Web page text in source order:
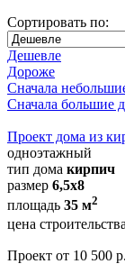
Сортировать по:
Дешевле
Дороже
Сначала
Сначала большие
Проект дома из
одноэтажный
тип дома кирпич
размер 6,5х8
площадь 35 м2
цена
Проект от 10 500 р.